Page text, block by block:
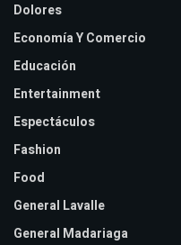
Dolores
Economía Y Comercio
Educación
Entertainment
Espectáculos
Fashion
Food
General Lavalle
General Madariaga